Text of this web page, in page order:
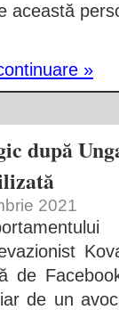
această
»
după
2021
de
de un